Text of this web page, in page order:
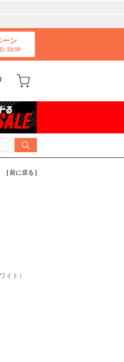
ーン
)
[ 前に戻る ]
イト）